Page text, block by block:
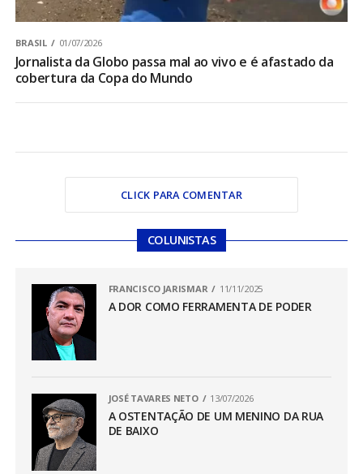
BRASIL 01/07/2026
Jornalista da Globo passa mal ao vivo e é afastado da
cobertura da Copa do Mundo
CLICK PARA COMENTAR
COLUNISTAS
FRANCISCO JARISMAR 11/11/2025
A DOR COMO FERRAMENTA DE PODER
JOSÉ TAVARES NETO 13/07/2026
A OSTENTAÇÃO DE UM MENINO DA RUA
DE BAIXO